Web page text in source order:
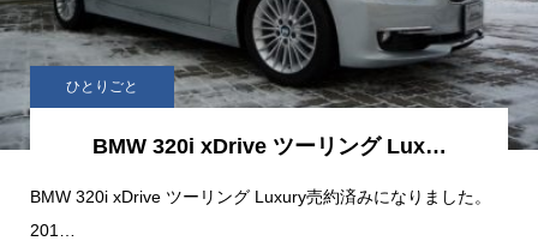
ひとりごと
BMW 320i xDrive ツーリング Lux…
BMW 320i xDrive ツーリング Luxury売約済みになりました。
201…